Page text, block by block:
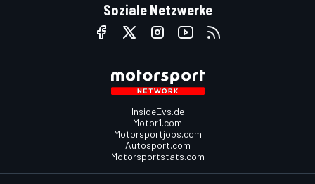
Soziale Netzwerke
InsideEvs.de
Motor1.com
Motorsportjobs.com
Autosport.com
Motorsportstats.com